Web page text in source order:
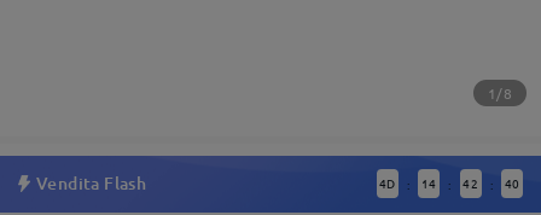
1/8
Vendita Flash 4D : 14 : 42 : 40